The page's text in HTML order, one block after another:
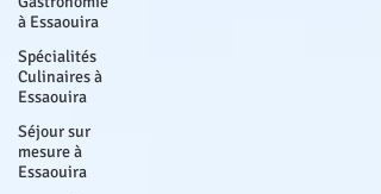
à Essaouira
Spécialités
Culinaires à
Essaouira
Séjour sur
mesure à
Essaouira